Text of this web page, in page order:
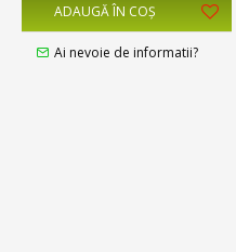
ADAUGĂ ÎN COŞ
Ai nevoie de informatii?